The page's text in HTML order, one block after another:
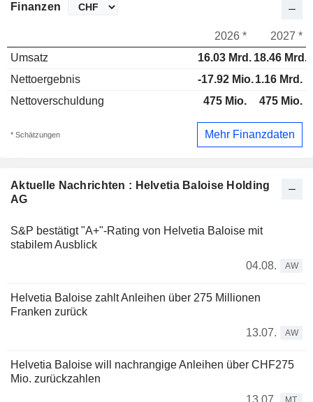
Aktuelle Nachrichten : Helvetia Baloise Holding
AG
S&P bestätigt "A+"-Rating von Helvetia Baloise mit
stabilem Ausblick
04.08.
AW
Helvetia Baloise zahlt Anleihen über 275 Millionen
Franken zurück
13.07.
AW
Helvetia Baloise will nachrangige Anleihen über CHF275
Mio. zurückzahlen
13.07.
MT
Finanzen
2026 *
2027 *
Umsatz
16.03 Mrd. 18.46 Mrd.
Nettoergebnis
-17.92 Mio.1.16 Mrd.
Nettoverschuldung
475 Mio. 475 Mio.
* Schätzungen Mehr Finanzdaten